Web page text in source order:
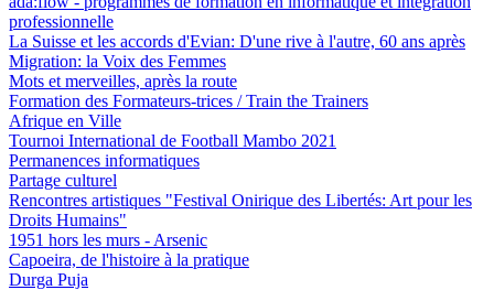
professionnelle
La Suisse et les accords d'Evian: D'une rive à l'autre, 60 ans après
Migration: la Voix des Femmes
Mots et merveilles, après la route
Formation des Formateurs-trices / Train the Trainers
Afrique en Ville
Tournoi International de Football Mambo 2021
Permanences informatiques
Partage culturel
Rencontres artistiques "Festival Onirique des Libertés: Art pour les
Droits Humains"
1951 hors les murs - Arsenic
Capoeira, de l'histoire à la pratique
Durga Puja